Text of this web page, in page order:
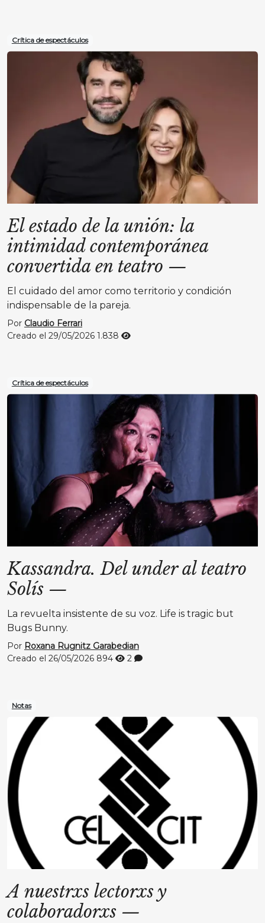
Crítica de espectáculos
El estado de la unión: la
intimidad contemporánea
convertida en teatro —
El cuidado del amor como territorio y condición
indispensable de la pareja.
Por Claudio Ferrari
Creado el 29/05/2026 1.838
Crítica de espectáculos
Kassandra. Del under al teatro
Solís —
La revuelta insistente de su voz. Life is tragic but
Bugs Bunny.
Por Roxana Rugnitz Garabedian
Creado el 26/05/2026 894 2
Notas
A nuestrxs lectorxs y
colaboradorxs —